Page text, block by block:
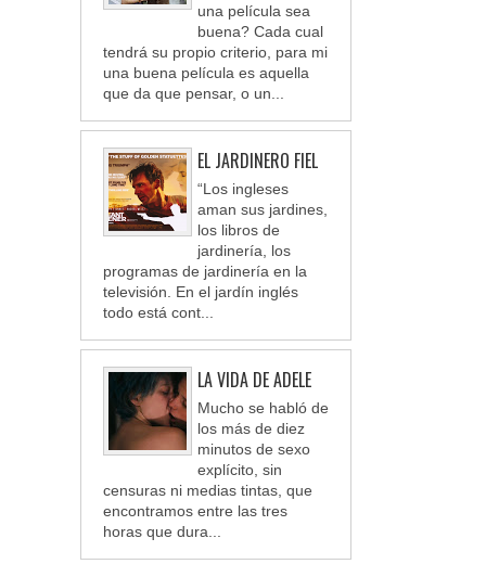
una película sea
buena? Cada cual
tendrá su propio criterio, para mi
una buena película es aquella
que da que pensar, o un...
EL JARDINERO FIEL
“Los ingleses
aman sus jardines,
los libros de
jardinería, los
programas de jardinería en la
televisión. En el jardín inglés
todo está cont...
LA VIDA DE ADELE
Mucho se habló de
los más de diez
minutos de sexo
explícito, sin
censuras ni medias tintas, que
encontramos entre las tres
horas que dura...